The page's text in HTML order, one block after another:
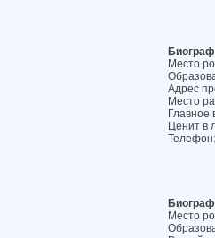
Место
Адрес
Место
Главное
Ценит в
Место